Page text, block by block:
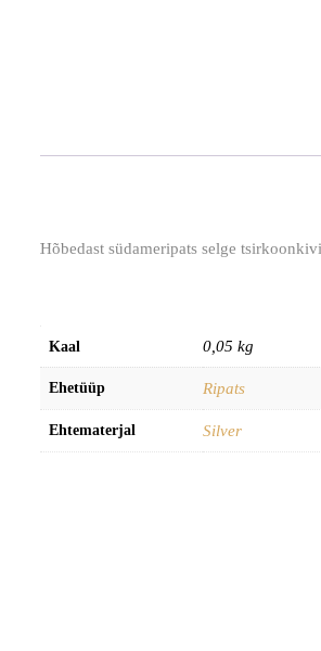
Hõbedast südameripats selge
Kaal 0,05 kg
Ehetüüp Ripats
Ehtematerjal Silver